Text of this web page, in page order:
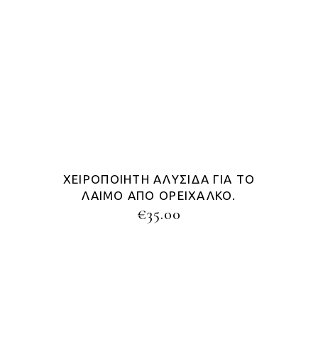
ΧΕΙΡΟΠΟΊΗΤΗ ΑΛΥΣΊΔΑ ΓΙΑ ΤΟ
ΛΑΙΜΌ ΑΠΌ ΟΡΕΊΧΑΛΚΟ.
€35.00